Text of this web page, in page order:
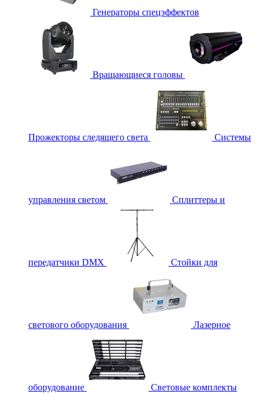
Генераторы спецэффектов
Вращающиеся головы
Прожекторы следящего света Системы
управления светом Сплиттеры и
передатчики DMX Стойки для
светового оборудования Лазерное
оборудование Световые комплекты